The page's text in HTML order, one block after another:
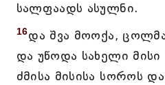
სალფაადს ასულნი.
16და შვა მოოქა,
და უწოდა სახელი
ძმისა მისისა სოროს